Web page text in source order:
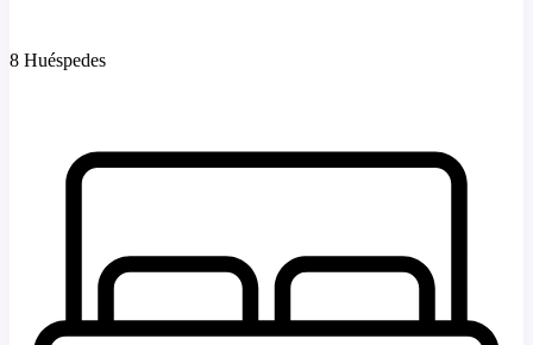
8 Huéspedes